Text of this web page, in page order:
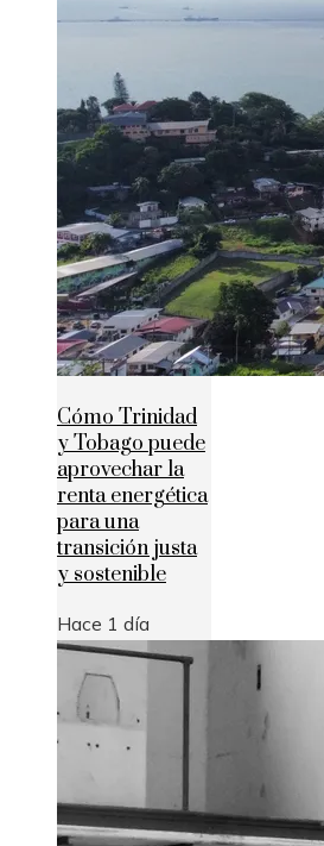
Cómo Trinidad
y Tobago puede
aprovechar la
renta energética
para una
transición justa
y sostenible
Hace 1 día